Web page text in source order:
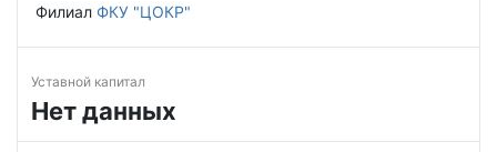
Филиал ФКУ "ЦОКР"
Уставной капитал
Нет данных